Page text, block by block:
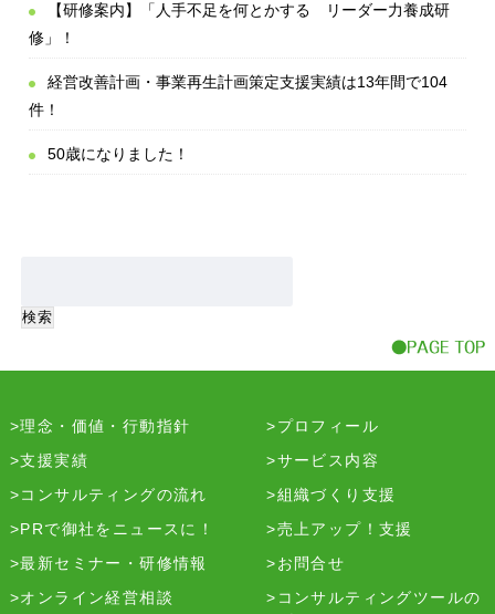
【研修案内】「人手不足を何とかする リーダー力養成研
修」！
経営改善計画・事業再生計画策定支援実績は13年間で104
件！
50歳になりました！
理念・価値・行動指針
プロフィール
支援実績
サービス内容
コンサルティングの流れ
組織づくり支援
PRで御社をニュースに！
売上アップ！支援
最新セミナー・研修情報
お問合せ
オンライン経営相談
コンサルティングツールの